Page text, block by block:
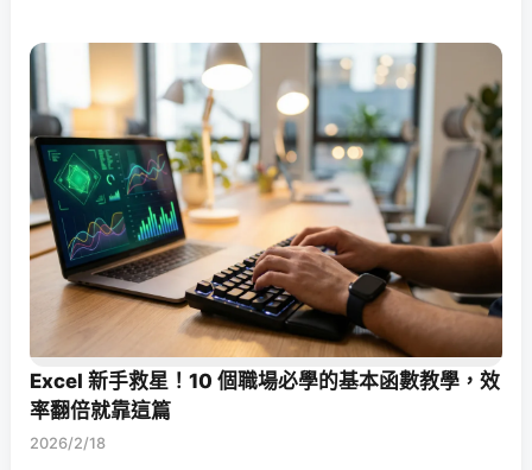
Excel 新手救星！10 個職場必學的基本函數教學，效
率翻倍就靠這篇
2026/2/18